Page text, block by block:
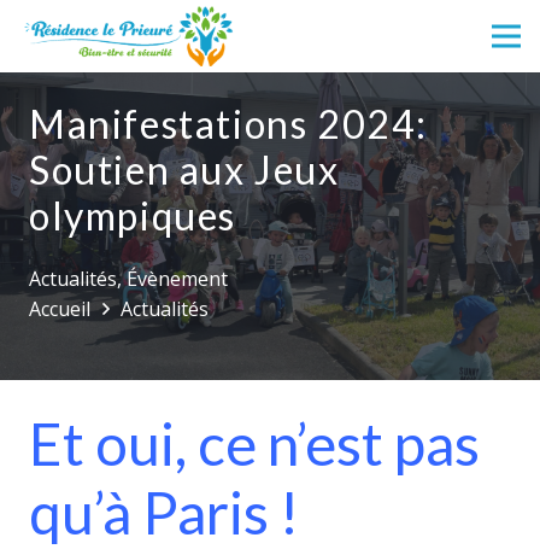
Manifestations 2024:
Soutien aux Jeux
olympiques
Actualités,Évènement
Accueil
Actualités
Et oui, ce n’est pas
qu’à Paris !